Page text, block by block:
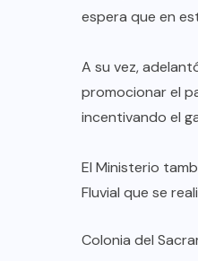
espera que en
A su vez,
promocionar el
incentivando el
El Ministerio
Fluvial que se
Colonia del
TURÍSTICA